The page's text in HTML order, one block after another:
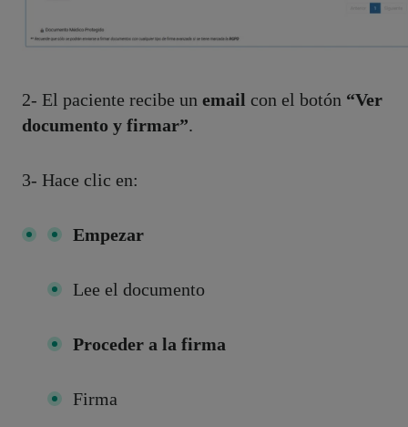
2- El paciente recibe un email con el botón “Ver
documento y firmar”.
3- Hace clic en:
Empezar
Lee el documento
Proceder a la firma
Firma